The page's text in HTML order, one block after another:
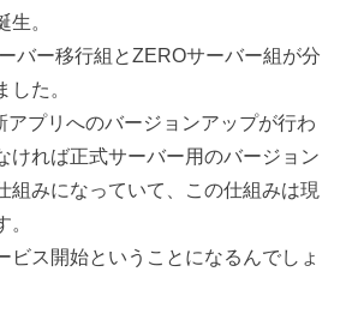
生。
バー移行組とZEROサーバー組が分
た。
アプリへのバージョンアップが行わ
ければ正式サーバー用のバージョン
組みになっていて、この仕組みは現
ビス開始ということになるんでしょ